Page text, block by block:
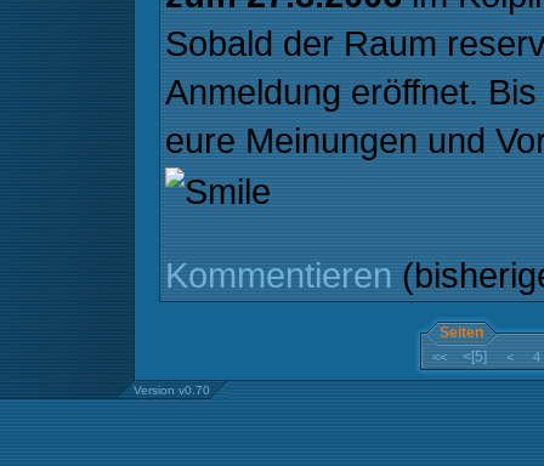
Sobald der Raum
Anmeldung eröffnet.
eure Meinungen und
Kommentieren
Seiten
<< <[5] < 4
Version v0.70